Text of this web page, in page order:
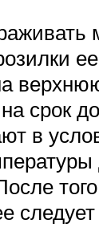
ее
срок
в
следует